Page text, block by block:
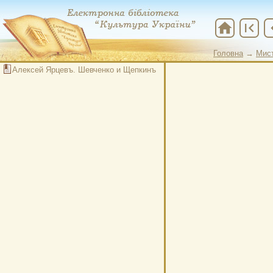
Головна →
home first_page
Алексей Ярцевъ. Шевченко и Щепкинъ